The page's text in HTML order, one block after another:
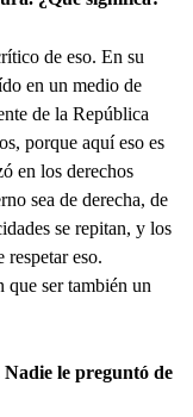
de eso. En su
en un medio de
de la República
porque aquí eso es
en los derechos
sea de derecha, de
se repitan, y los
respetar eso.
que ser también un
le preguntó de